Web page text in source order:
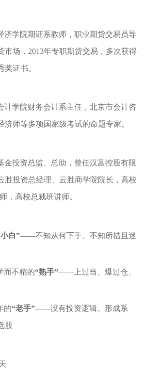
济学院期证系教师，职业期货交易员导
市场，2013年专职期货交易，多次获得
奖证书。
计学院财务会计系主任，北京市会计咨
济师等多项国家级考试的命题专家。
金投资总监、总助，曾任汉富控股有限
胜投资总经理、云胜商学院院长，高校
，高校总裁班讲师。
白”——不知从何下手、不知所措且迷
而不精的“熟手”——上过当、爆过仓、
的“老手”——没有投资逻辑、形成系
股